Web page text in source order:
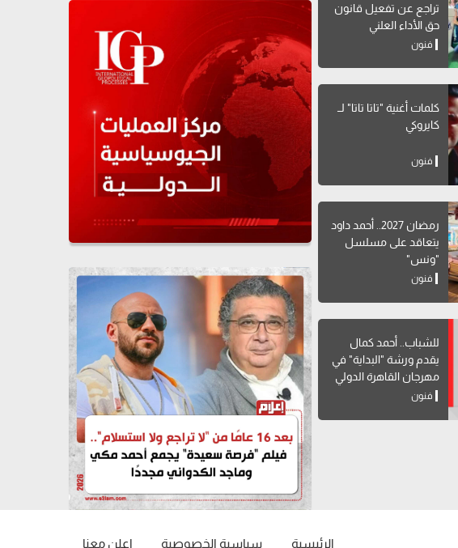
تراجع عن تفعيل قانون
حق الأداء العلني
فنون
كلمات أغنية "تاتا تاتا" لــ
كايروكي
فنون
رمضان 2027.. أحمد داود
يتعاقد على مسلسل
"ونس"
فنون
للشباب.. أحمد كمال
يقدم ورشة "البداية" في
مهرجان القاهرة الدولي
للمسرح التجريبي
فنون
الرئيسية سياسية الخصوصية إعلن معنا